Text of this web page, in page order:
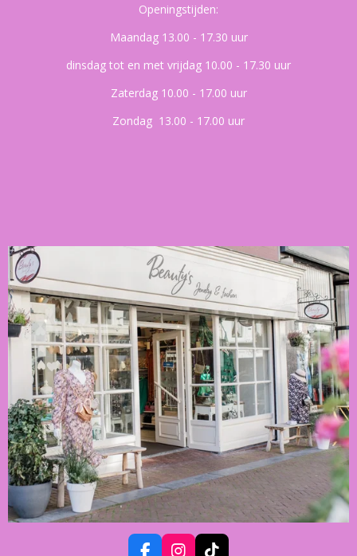
Openingstijden:
Maandag 13.00 - 17.30 uur
dinsdag tot en met vrijdag 10.00 - 17.30 uur
Zaterdag 10.00 - 17.00 uur
Zondag 13.00 - 17.00 uur